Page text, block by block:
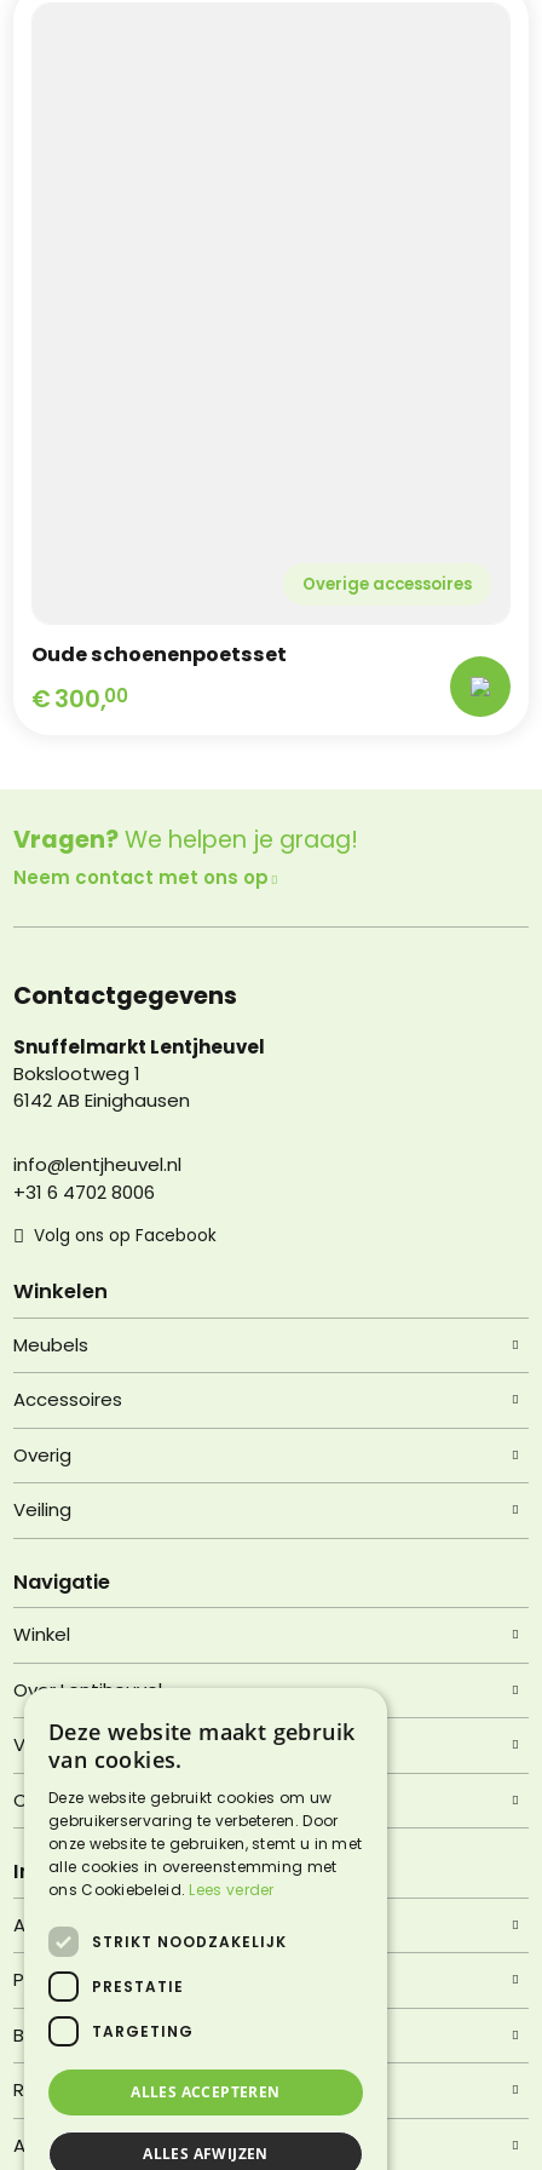
Overige accessoires
Oude schoenenpoetsset
€300,00
Vragen?We helpen je graag!
Neem contact met ons op
Contactgegevens
Snuffelmarkt Lentjheuvel
Bokslootweg 1
6142 AB Einighausen
info@lentjheuvel.nl
+31 6 4702 8006
Volg ons op Facebook
Winkelen
Meubels
Accessoires
Overig
Veiling
Navigatie
Winkel
Over Lentjheuvel
Veelgestelde vragen
Contact
Informatie
Algemene voorwaarden
Privacyverklaring
Bezorgen & afhalen
Retourneren & garantie
Adres & route
Deze website maakt gebruik
van cookies.
Deze website gebruikt cookies om uw
gebruikerservaring te verbeteren. Door
onze website te gebruiken, stemt u in met
alle cookies in overeenstemming met
ons Cookiebeleid. Lees verder
STRIKT NOODZAKELIJK
PRESTATIE
TARGETING
ALLES ACCEPTEREN
ALLES AFWIJZEN